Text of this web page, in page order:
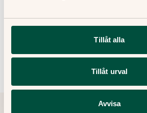
Tillåt alla
Tillåt urval
Avvisa
Genom att ange din e-post godkänner du
från Doktor.se.